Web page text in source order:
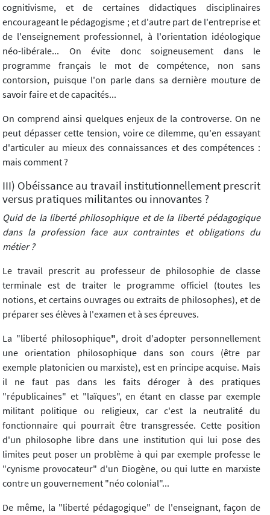
cognitivisme, et de certaines didactiques disciplinaires
encourageant le pédagogisme ; et d'autre part de l'entreprise et
de l'enseignement professionnel, à l'orientation idéologique
néo-libérale... On évite donc soigneusement dans le
programme français le mot de compétence, non sans
contorsion, puisque l'on parle dans sa dernière mouture de
savoir faire et de capacités...
On comprend ainsi quelques enjeux de la controverse. On ne
peut dépasser cette tension, voire ce dilemme, qu'en essayant
d'articuler au mieux des connaissances et des compétences :
mais comment ?
III) Obéissance au travail institutionnellement prescrit
versus pratiques militantes ou innovantes ?
Quid de la liberté philosophique et de la liberté pédagogique
dans la profession face aux contraintes et obligations du
métier ?
Le travail prescrit au professeur de philosophie de classe
terminale est de traiter le programme officiel (toutes les
notions, et certains ouvrages ou extraits de philosophes), et de
préparer ses élèves à l'examen et à ses épreuves.
La "liberté philosophique", droit d'adopter personnellement
une orientation philosophique dans son cours (être par
exemple platonicien ou marxiste), est en principe acquise. Mais
il ne faut pas dans les faits déroger à des pratiques
"républicaines" et "laïques", en étant en classe par exemple
militant politique ou religieux, car c'est la neutralité du
fonctionnaire qui pourrait être transgressée. Cette position
d'un philosophe libre dans une institution qui lui pose des
limites peut poser un problème à qui par exemple professe le
"cynisme provocateur" d'un Diogène, ou qui lutte en marxiste
contre un gouvernement "néo colonial"...
De même, la "liberté pédagogique" de l'enseignant, façon de